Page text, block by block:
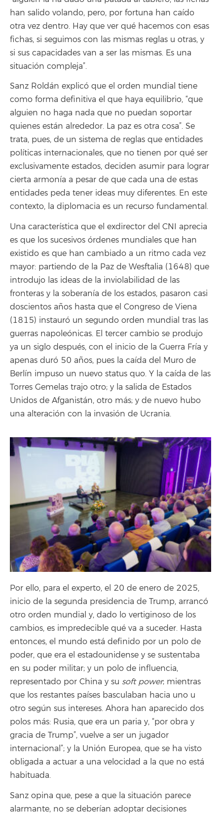
han salido volando, pero, por fortuna han caído
otra vez dentro. Hay que ver qué hacemos con esas
fichas, si seguimos con las mismas reglas u otras, y
si sus capacidades van a ser las mismas. Es una
situación compleja”.
Sanz Roldán explicó que el orden mundial tiene
como forma definitiva el que haya equilibrio, “que
alguien no haga nada que no puedan soportar
quienes están alrededor. La paz es otra cosa”. Se
trata, pues, de un sistema de reglas que entidades
políticas internacionales, que no tienen por qué ser
exclusivamente estados, deciden asumir para lograr
cierta armonía a pesar de que cada una de estas
entidades peda tener ideas muy diferentes. En este
contexto, la diplomacia es un recurso fundamental.
Una característica que el exdirector del CNI aprecia
es que los sucesivos órdenes mundiales que han
existido es que han cambiado a un ritmo cada vez
mayor: partiendo de la Paz de Wesftalia (1648) que
introdujo las ideas de la inviolabilidad de las
fronteras y la soberanía de los estados, pasaron casi
doscientos años hasta que el Congreso de Viena
(1815) instauró un segundo orden mundial tras las
guerras napoleónicas. El tercer cambio se produjo
ya un siglo después, con el inicio de la Guerra Fría y
apenas duró 50 años, pues la caída del Muro de
Berlín impuso un nuevo status quo. Y la caída de las
Torres Gemelas trajo otro; y la salida de Estados
Unidos de Afganistán, otro más; y de nuevo hubo
una alteración con la invasión de Ucrania.
Por ello, para el experto, el 20 de enero de 2025,
inicio de la segunda presidencia de Trump, arrancó
otro orden mundial y, dado lo vertiginoso de los
cambios, es impredecible qué va a suceder. Hasta
entonces, el mundo está definido por un polo de
poder, que era el estadounidense y se sustentaba
en su poder militar; y un polo de influencia,
representado por China y su soft power; mientras
que los restantes países basculaban hacia uno u
otro según sus intereses. Ahora han aparecido dos
polos más: Rusia, que era un paria y, “por obra y
gracia de Trump”, vuelve a ser un jugador
internacional”; y la Unión Europea, que se ha visto
obligada a actuar a una velocidad a la que no está
habituada.
Sanz opina que, pese a que la situación parece
alarmante, no se deberían adoptar decisiones